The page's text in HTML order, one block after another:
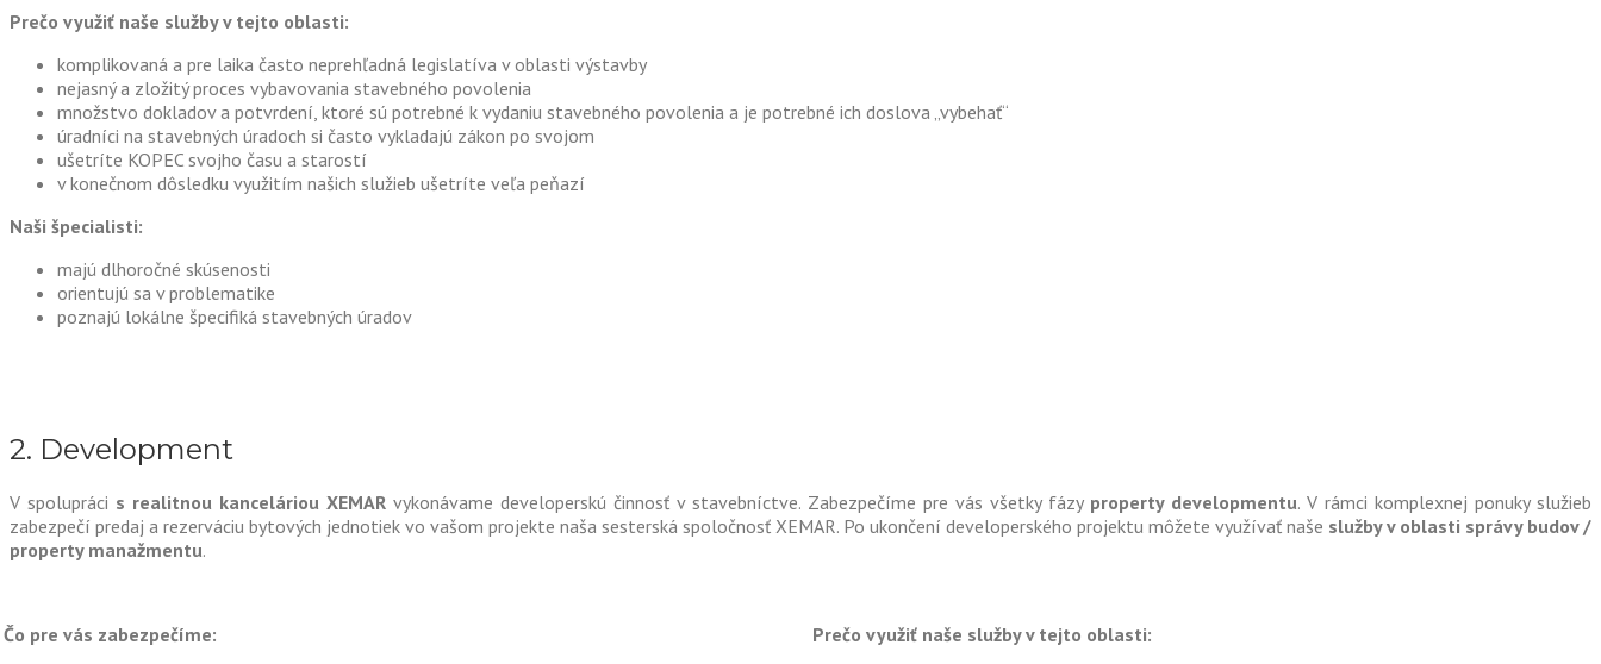
Prečo využiť naše služby v tejto oblasti:
komplikovaná a pre laika často neprehľadná legislatíva v oblasti výstavby
nejasný a zložitý proces vybavovania stavebného povolenia
množstvo dokladov a potvrdení, ktoré sú potrebné k vydaniu stavebného povolenia a je potrebné ich doslova „vybehať“
úradníci na stavebných úradoch si často vykladajú zákon po svojom
ušetríte KOPEC svojho času a starostí
v konečnom dôsledku využitím našich služieb ušetríte veľa peňazí
Naši špecialisti:
majú dlhoročné skúsenosti
orientujú sa v problematike
poznajú lokálne špecifiká stavebných úradov
2. Development
V spolupráci s realitnou kanceláriou XEMAR vykonávame developerskú činnosť v stavebníctve. Zabezpečíme pre vás všetky fázy property developmentu. V rámci komplexnej ponuky služieb
zabezpečí predaj a rezerváciu bytových jednotiek vo vašom projekte naša sesterská spoločnosť XEMAR. Po ukončení developerského projektu môžete využívať naše služby v oblasti správy budov /
property manažmentu.
Čo pre vás zabezpečíme:
Prečo využiť naše služby v tejto oblasti: